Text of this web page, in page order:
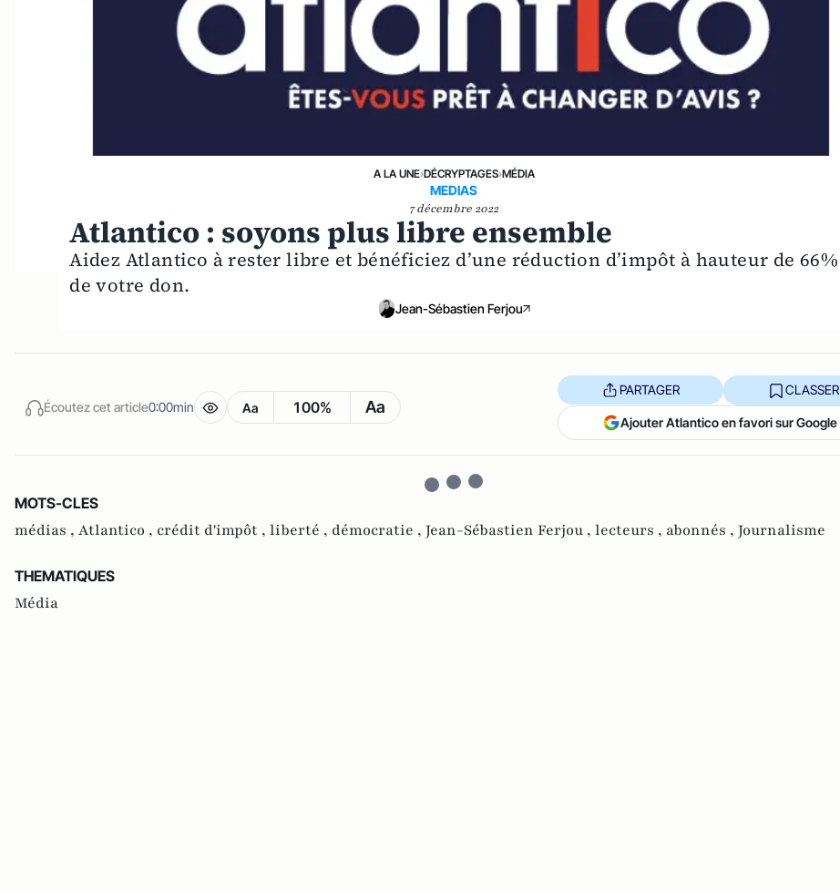
A LA UNE›DÉCRYPTAGES›MÉDIA
MEDIAS
7 décembre 2022
Atlantico : soyons plus libre ensemble
Aidez Atlantico à rester libre et bénéficiez d’une réduction d’impôt à hauteur de 66%
de votre don.
Jean-Sébastien Ferjou
Écoutez cet article0:00min Aa 100% Aa
PARTAGER CLASSER
Ajouter Atlantico en favori sur Google
MOTS-CLES
médias , Atlantico , crédit d'impôt , liberté , démocratie , Jean-Sébastien Ferjou , lecteurs , abonnés , Journalisme
THEMATIQUES
Média